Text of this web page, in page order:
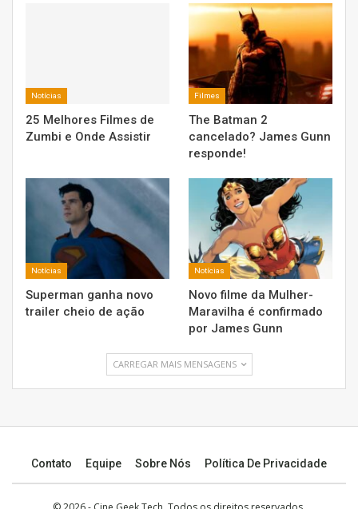
Notícias
25 Melhores Filmes de
Zumbi e Onde Assistir
Filmes
The Batman 2
cancelado? James Gunn
responde!
Notícias
Superman ganha novo
trailer cheio de ação
Notícias
Novo filme da Mulher-
Maravilha é confirmado
por James Gunn
CARREGAR MAIS MENSAGENS
Contato Equipe Sobre Nós Política De Privacidade